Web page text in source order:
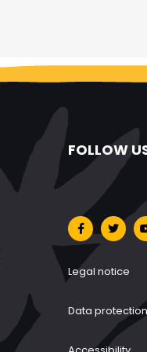
FOLLOW
Legal notice
Data